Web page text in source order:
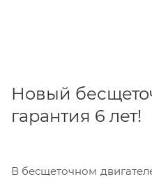
Новый
гарантия 6 лет!
В бесщеточном